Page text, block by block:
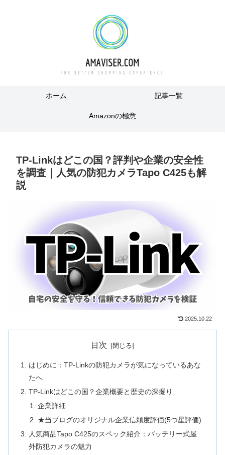
ホーム 記事一覧
Amazonの極意
TP-Linkはどこの国？評判や企業の安全性
を調査｜人気の防犯カメラTapo C425も解
説
2025.10.22
目次
はじめに：TP-Linkの防犯カメラが気になっているあな
たへ
TP-Linkはどこの国？企業概要と歴史の深掘り
企業詳細
★当ブログのオリジナル企業信頼度評価(5つ星評価)
人気商品Tapo C425のスペック紹介：バッテリー式屋
外防犯カメラの魅力